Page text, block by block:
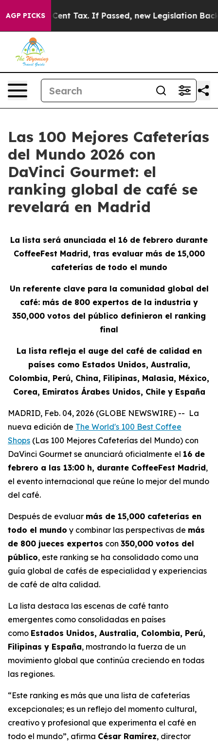
AGP PICKS
a 20-Cent Tax. If Passed, new Legislation
Las 100 Mejores Cafeterías
del Mundo 2026 con
DaVinci Gourmet: el
ranking global de café se
revelará en Madrid
La lista será anunciada el 16 de febrero durante
CoffeeFest Madrid, tras evaluar más de 15,000
cafeterías de todo el mundo
Un referente clave para la comunidad global del
café: más de 800 expertos de la industria y
350,000 votos del público definieron el ranking
final
La lista refleja el auge del café de calidad en
países como Estados Unidos, Australia,
Colombia, Perú, China, Filipinas, Malasia, México,
Corea, Emiratos Árabes Unidos, Chile y España
MADRID, Feb. 04, 2026 (GLOBE NEWSWIRE) -- La
nueva edición de The World's 100 Best Coffee
Shops (Las 100 Mejores Cafeterías del Mundo) con
DaVinci Gourmet se anunciará oficialmente el 16 de
febrero a las 13:00 h, durante CoffeeFest Madrid,
el evento internacional que reúne lo mejor del mundo
del café.
Después de evaluar más de 15,000 cafeterías en
todo el mundo y combinar las perspectivas de más
de 800 jueces expertos con 350,000 votos del
público, este ranking se ha consolidado como una
guía global de cafés de especialidad y experiencias
de café de alta calidad.
La lista destaca las escenas de café tanto
emergentes como consolidadas en países
como Estados Unidos, Australia, Colombia, Perú,
Filipinas y España, mostrando la fuerza de un
movimiento global que continúa creciendo en todas
las regiones.
“Este ranking es más que una lista de cafeterías
excepcionales; es un reflejo del momento cultural,
creativo y profesional que experimenta el café en
todo el mundo”, afirma César Ramírez, director